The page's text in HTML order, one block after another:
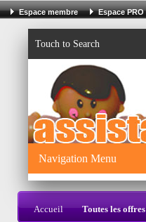
Espace membre Espace PRO
Touch to Search
Navigation Menu
Accueil Toutes les offres